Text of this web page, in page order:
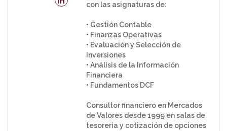
con las asignaturas de:
• Gestión Contable
• Finanzas Operativas
• Evaluación y Selección de
Inversiones
• Análisis de la Información
Financiera
• Fundamentos DCF
Consultor financiero en Mercados
de Valores desde 1999 en salas de
tesorería y cotización de opciones